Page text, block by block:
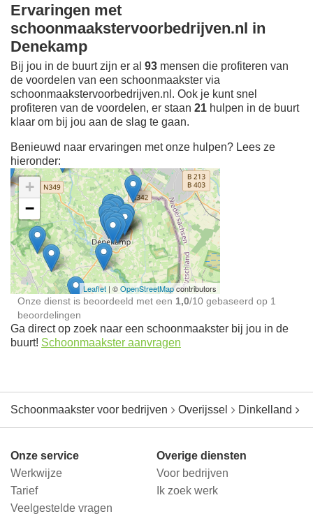
Ervaringen met
schoonmaakstervoorbedrijven.nl in
Denekamp
Bij jou in de buurt zijn er al 93 mensen die profiteren van
de voordelen van een schoonmaakster via
schoonmaakstervoorbedrijven.nl. Ook je kunt snel
profiteren van de voordelen, er staan 21 hulpen in de buurt
klaar om bij jou aan de slag te gaan.
Benieuwd naar ervaringen met onze hulpen? Lees ze
hieronder:
Ontdek meer ervaringen
Schoonmaakster bij
jou in de buurt
+
−
Leaflet | ©OpenStreetMapcontributors
Onze dienst is beoordeeld met een 1,0/10 gebaseerd op 1
beoordelingen
Ga direct op zoek naar een schoonmaakster bij jou in de
buurt! Schoonmaakster aanvragen
Schoonmaakster voor bedrijven Overijssel Dinkelland
Onze service
Werkwijze
Tarief
Veelgestelde vragen
Overige diensten
Voor bedrijven
Ik zoek werk